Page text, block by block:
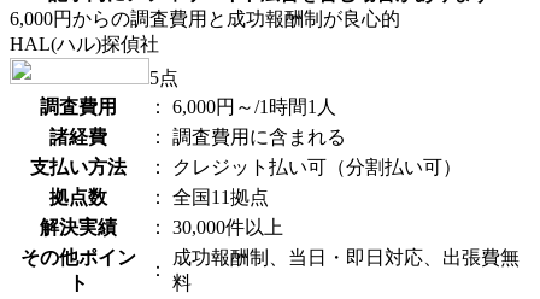
6,000円からの調査費用と成功報酬制が良心的
HAL(ハル)探偵社
5点
調査費用
：
6,000円～/1時間1人
諸経費
：
調査費用に含まれる
支払い方法
：
クレジット払い可（分割払い可）
拠点数
：
全国11拠点
解決実績
：
30,000件以上
その他ポイン
ト
：
成功報酬制、当日・即日対応、出張費無
料